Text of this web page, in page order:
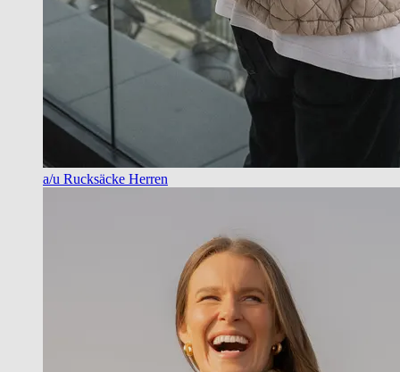
a/u Rucksäcke Herren